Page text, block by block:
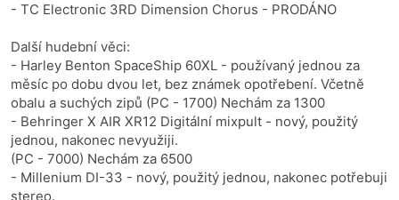
- TC Electronic 3RD Dimension Chorus - PRODÁNO
Další hudební věci:
- Harley Benton SpaceShip 60XL - používaný jednou za
měsíc po dobu dvou let, bez známek opotřebení. Včetně
obalu a suchých zipů (PC - 1700) Nechám za 1300
- Behringer X AIR XR12 Digitální mixpult - nový, použitý
jednou, nakonec nevyužiji.
(PC - 7000) Nechám za 6500
- Millenium DI-33 - nový, použitý jednou, nakonec potřebuji
stereo.